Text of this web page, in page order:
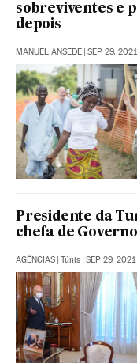
sobreviventes e
depois
MANUEL ANSEDE | SEP 29,
Presidente da
chefa de
AGÊNCIAS | Túnis | SEP 29,